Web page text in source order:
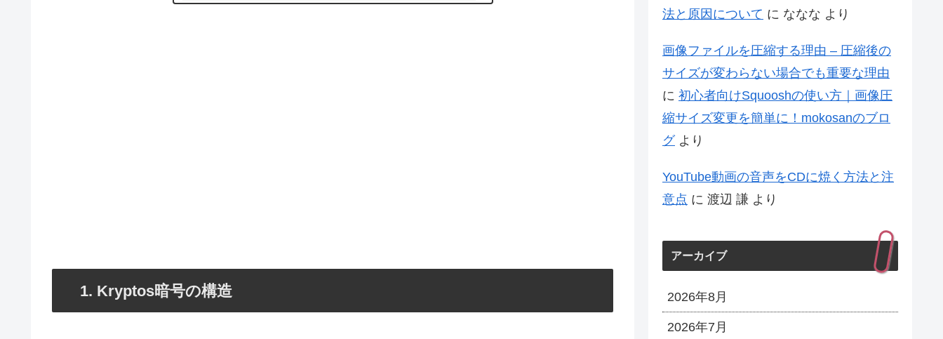
1. Kryptos暗号の構造
法と原因について に ななな より
画像ファイルを圧縮する理由 – 圧縮後の
サイズが変わらない場合でも重要な理由
に 初心者向けSquooshの使い方｜画像圧
縮サイズ変更を簡単に！mokosanのブロ
グより
YouTube動画の音声をCDに焼く方法と注
意点 に 渡辺 謙 より
アーカイブ
2026年8月
2026年7月